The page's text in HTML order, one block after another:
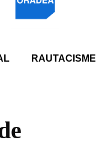
RAUTACISME